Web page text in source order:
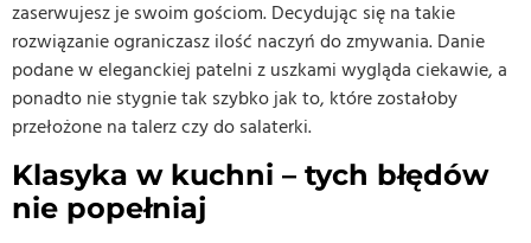
zaserwujesz je swoim gościom. Decydując się na takie
rozwiązanie ograniczasz ilość naczyń do zmywania. Danie
podane w eleganckiej patelni z uszkami wygląda ciekawie, a
ponadto nie stygnie tak szybko jak to, które zostałoby
przełożone na talerz czy do salaterki.
Klasyka w kuchni – tych błędów
nie popełniaj